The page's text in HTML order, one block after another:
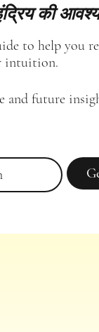
की
to help you
intuition.
and future